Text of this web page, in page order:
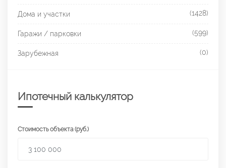
Дома и участки (1428)
Гаражи / парковки (599)
Зарубежная (0)
Ипотечный калькулятор
Стоимость объекта (руб.)